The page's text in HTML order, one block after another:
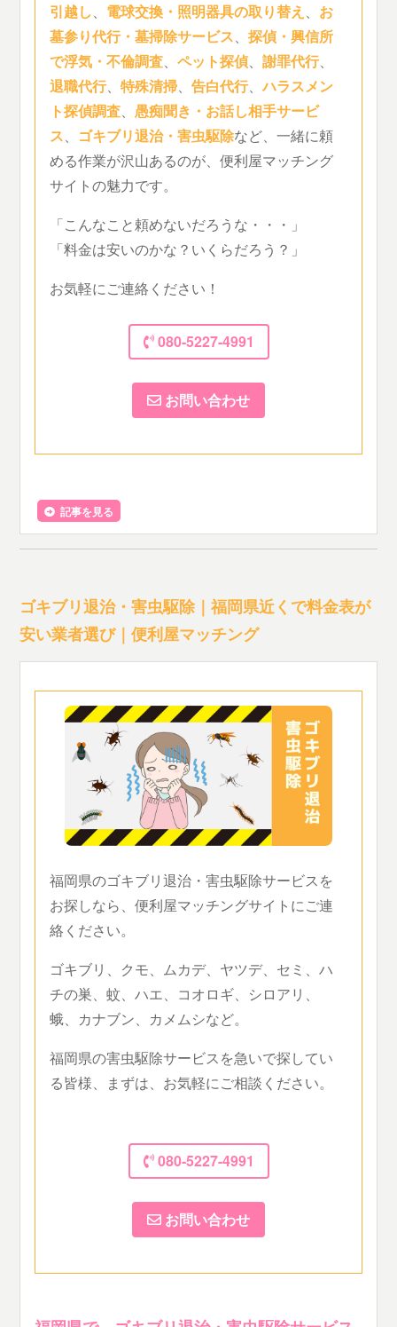
引越し、 電球交換・照明器具の取り替え 、 お
墓参り代行・墓掃除サービス、探偵・興信所
で浮気・不倫調査、ペット探偵、謝罪代行、
退職代行、特殊清掃、告白代行、ハラスメン
ト探偵調査、愚痴聞き・お話し相手サービ
ス、 ゴキブリ退治・害虫駆除など、一緒に頼
める作業が沢山あるのが、便利屋マッチング
サイトの魅力です。
「こんなこと頼めないだろうな・・・」
「料金は安いのかな？いくらだろう？」
お気軽にご連絡ください！
080-5227-4991
お問い合わせ
記事を見る
ゴキブリ退治・害虫駆除｜福岡県近くで料金表が
安い業者選び｜便利屋マッチング
福岡県のゴキブリ退治・害虫駆除サービスを
お探しなら、便利屋マッチングサイトにご連
絡ください。
ゴキブリ、クモ、ムカデ、ヤツデ、セミ、ハ
チの巣、蚊、ハエ、コオロギ、シロアリ、
蛾、カナブン、カメムシなど。
福岡県の害虫駆除サービスを急いで探してい
る皆様、まずは、お気軽にご相談ください。
080-5227-4991
お問い合わせ